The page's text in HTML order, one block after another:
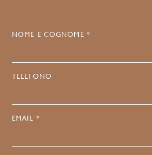
NOME E COGNOME *
TELEFONO
EMAIL *